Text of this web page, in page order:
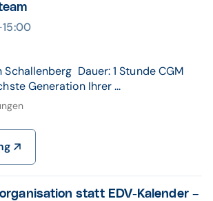
Schallenberg Dauer: 1 Stunde CGM
Generation Ihrer ...
statt EDV-Kalender –